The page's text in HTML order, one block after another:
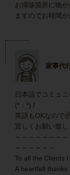
お掃除箇所に物
ますのでお時間が
家事代
日本語でコミュ
(*：*) /
英語もOKなので
宜しくお願い致し
～～～～～～～
～～～～～～
To all the Clients I
A heartfelt